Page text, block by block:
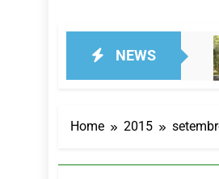
NEWS
Home 2015